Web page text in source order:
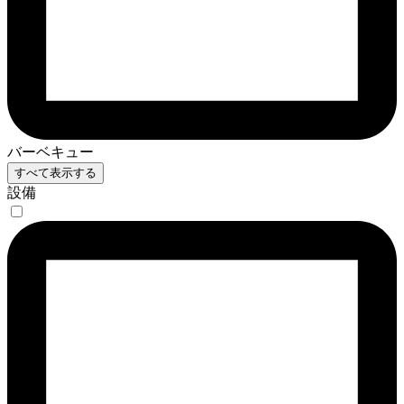
バーベキュー
すべて表示する
設備